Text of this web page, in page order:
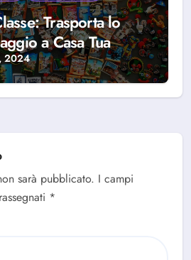
Trasporta lo
a Casa Tua
2024
sarà pubblicato. I campi
*